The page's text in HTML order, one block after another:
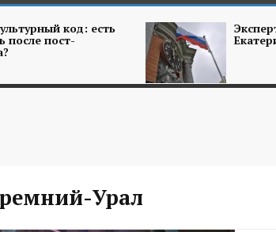
код: есть
после пост-
Урал